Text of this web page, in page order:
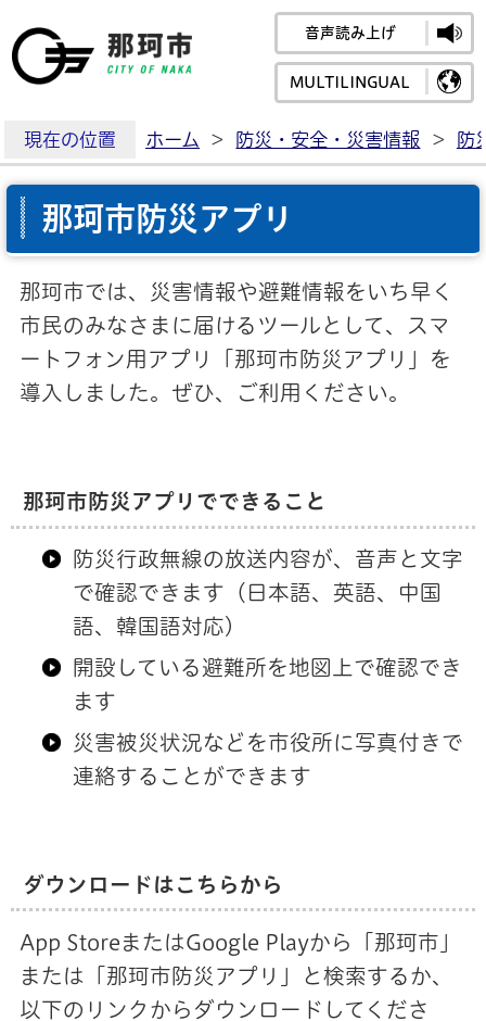
那珂市公式ホームペ
音声読み上げ
MULTILINGUAL
現在の位置 ホーム > 防災・安全・災害情報 > 防
那珂市防災アプリ
那珂市では、災害情報や避難情報をいち早く
市民のみなさまに届けるツールとして、スマ
ートフォン用アプリ「那珂市防災アプリ」を
導入しました。ぜひ、ご利用ください。
那珂市防災アプリでできること
防災行政無線の放送内容が、音声と文字
で確認できます（日本語、英語、中国
語、韓国語対応）
開設している避難所を地図上で確認でき
ます
災害被災状況などを市役所に写真付きで
連絡することができます
ダウンロードはこちらから
App StoreまたはGoogle Playから「那珂市」
または「那珂市防災アプリ」と検索するか、
以下のリンクからダウンロードしてくださ